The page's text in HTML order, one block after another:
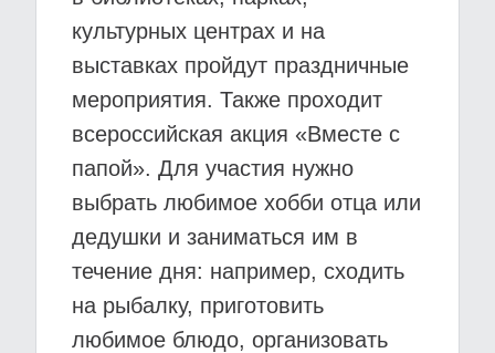
культурных центрах и на
выставках пройдут праздничные
мероприятия. Также проходит
всероссийская акция «Вместе с
папой». Для участия нужно
выбрать любимое хобби отца или
дедушки и заниматься им в
течение дня: например, сходить
на рыбалку, приготовить
любимое блюдо, организовать